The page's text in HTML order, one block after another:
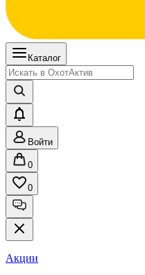
Каталог
Войти
0
0
Акции